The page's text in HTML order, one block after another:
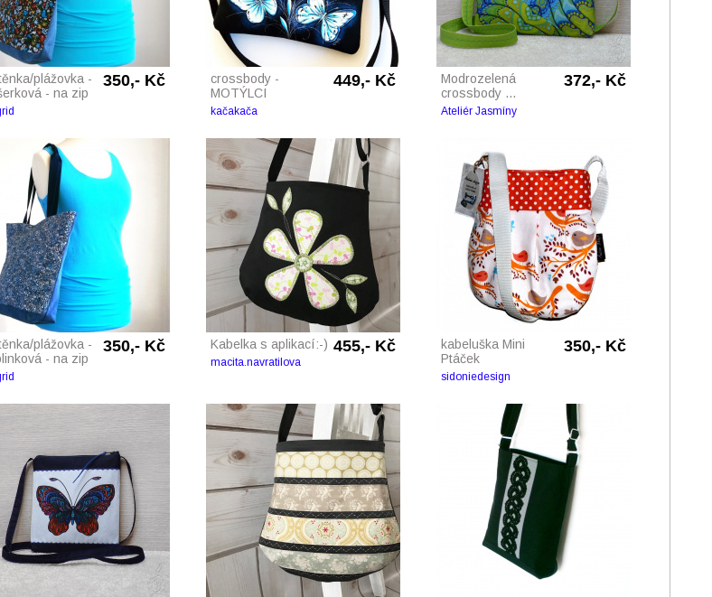
plážovka -
- na zip
350,- Kč
crossbody -
MOTÝLCI
449,- Kč
kačakača
Modrozelená
crossbody ...
372,- Kč
Ateliér Jasmíny
plážovka -
- na zip
350,- Kč Kabelka s aplikací:-) 455,- Kč
macita.navratilova
kabeluška Mini
Ptáček
350,- Kč
sidoniedesign